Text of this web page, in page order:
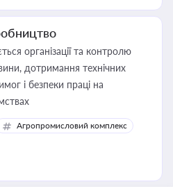
організації та контролю
дотримання технічних
і безпеки праці на
Агропромисловий комплекс